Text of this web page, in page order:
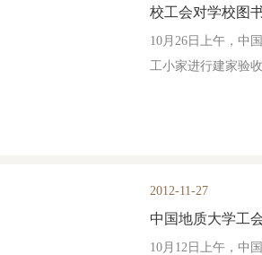
校工会对学校图
10月26日上午，中
工小家进行建家验收
2012-11-27
中国地质大学工
10月12日上午，中